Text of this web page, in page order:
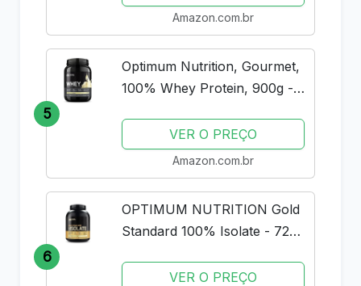
Amazon.com.br
5
Optimum Nutrition, Gourmet,
100% Whey Protein, 900g -
VER O PREÇO
Amazon.com.br
6
OPTIMUM NUTRITION Gold
Standard 100% Isolate - 720g
VER O PREÇO